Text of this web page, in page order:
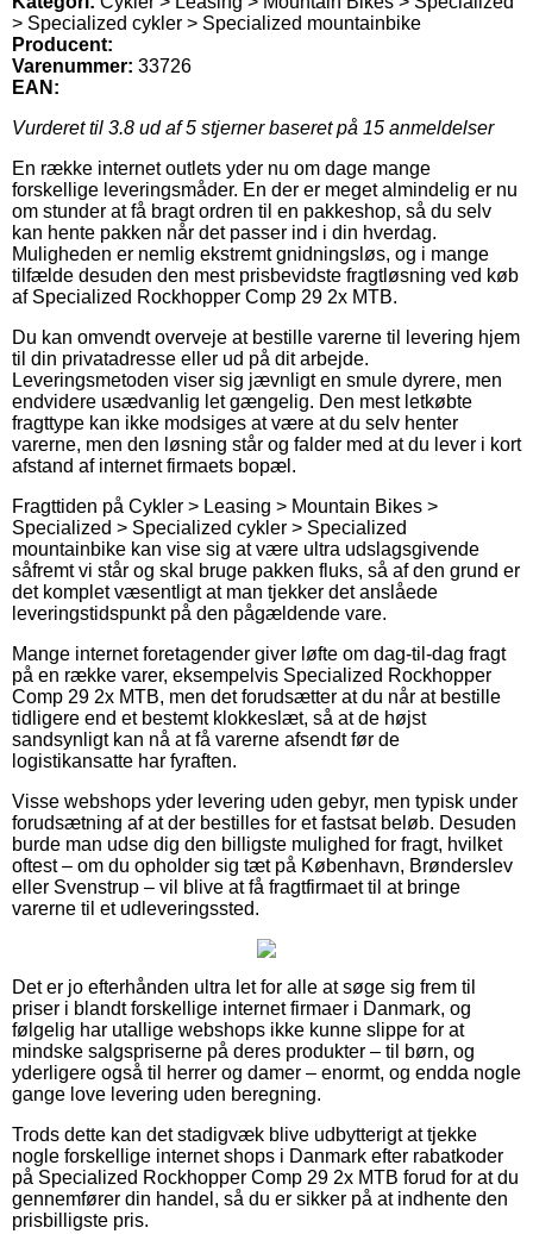
> Specialized cykler > Specialized mountainbike
Producent:
Varenummer: 33726
EAN:
Vurderet til 3.8 ud af 5 stjerner baseret på 15 anmeldelser
En række internet outlets yder nu om dage mange
forskellige leveringsmåder. En der er meget almindelig er nu
om stunder at få bragt ordren til en pakkeshop, så du selv
kan hente pakken når det passer ind i din hverdag.
Muligheden er nemlig ekstremt gnidningsløs, og i mange
tilfælde desuden den mest prisbevidste fragtløsning ved køb
af Specialized Rockhopper Comp 29 2x MTB.
Du kan omvendt overveje at bestille varerne til levering hjem
til din privatadresse eller ud på dit arbejde.
Leveringsmetoden viser sig jævnligt en smule dyrere, men
endvidere usædvanlig let gængelig. Den mest letkøbte
fragttype kan ikke modsiges at være at du selv henter
varerne, men den løsning står og falder med at du lever i kort
afstand af internet firmaets bopæl.
Fragttiden på Cykler > Leasing > Mountain Bikes >
Specialized > Specialized cykler > Specialized
mountainbike kan vise sig at være ultra udslagsgivende
såfremt vi står og skal bruge pakken fluks, så af den grund er
det komplet væsentligt at man tjekker det anslåede
leveringstidspunkt på den pågældende vare.
Mange internet foretagender giver løfte om dag-til-dag fragt
på en række varer, eksempelvis Specialized Rockhopper
Comp 29 2x MTB, men det forudsætter at du når at bestille
tidligere end et bestemt klokkeslæt, så at de højst
sandsynligt kan nå at få varerne afsendt før de
logistikansatte har fyraften.
Visse webshops yder levering uden gebyr, men typisk under
forudsætning af at der bestilles for et fastsat beløb. Desuden
burde man udse dig den billigste mulighed for fragt, hvilket
oftest – om du opholder sig tæt på København, Brønderslev
eller Svenstrup – vil blive at få fragtfirmaet til at bringe
varerne til et udleveringssted.
Det er jo efterhånden ultra let for alle at søge sig frem til
priser i blandt forskellige internet firmaer i Danmark, og
følgelig har utallige webshops ikke kunne slippe for at
mindske salgspriserne på deres produkter – til børn, og
yderligere også til herrer og damer – enormt, og endda nogle
gange love levering uden beregning.
Trods dette kan det stadigvæk blive udbytterigt at tjekke
nogle forskellige internet shops i Danmark efter rabatkoder
på Specialized Rockhopper Comp 29 2x MTB forud for at du
gennemfører din handel, så du er sikker på at indhente den
prisbilligste pris.